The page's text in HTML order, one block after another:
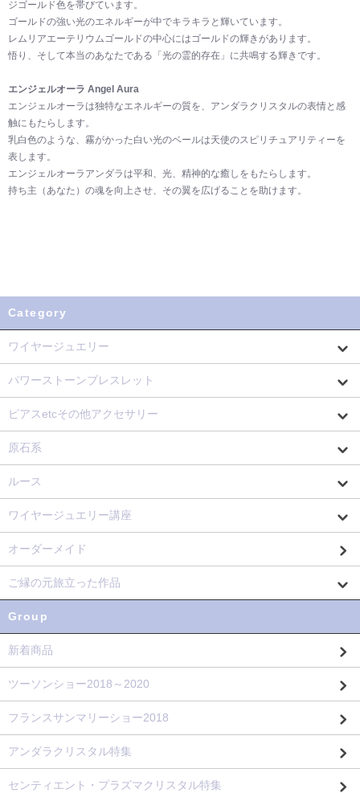
ジゴールド色を帯びています。
ゴールドの強い光のエネルギーが中でキラキラと輝いています。
レムリアエーテリウムゴールドの中心にはゴールドの輝きがあります。
悟り、そして本当のあなたである「光の霊的存在」に共鳴する輝きです。
エンジェルオーラ Angel Aura
エンジェルオーラは独特なエネルギーの質を、アンダラクリスタルの表情と感
触にもたらします。
乳白色のような、霧がかった白い光のベールは天使のスピリチュアリティーを
表します。
エンジェルオーラアンダラは平和、光、精神的な癒しをもたらします。
持ち主（あなた）の魂を向上させ、その翼を広げることを助けます。
Category
ワイヤージュエリー
パワーストーンブレスレット
ピアスetcその他アクセサリー
原石系
ルース
ワイヤージュエリー講座
オーダーメイド
ご縁の元旅立った作品
Group
新着商品
ツーソンショー2018～2020
フランスサンマリーショー2018
アンダラクリスタル特集
センティエント・プラズマクリスタル特集